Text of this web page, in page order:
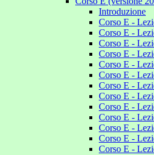
Introduzione
Corso E -
Corso E -
Corso E -
Corso E -
Corso E -
Corso E -
Corso E -
Corso E -
Corso E -
Corso E -
Corso E -
Corso E -
Corso E -